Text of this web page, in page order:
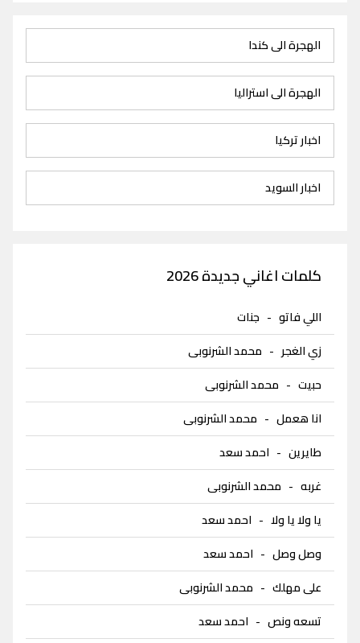
الهجرة الى كندا
الهجرة الى استراليا
اخبار تركيا
اخبار السويد
كلمات اغاني جديدة 2026
اللي فاتو - جنات
زي الغجر - محمد الشرنوبى
حبيت - محمد الشرنوبى
انا هعمل - محمد الشرنوبى
طايرين - احمد سعد
غربه - محمد الشرنوبى
يا ولا يا ولا - احمد سعد
وصل وصل - احمد سعد
على مهلك - محمد الشرنوبى
تسعه ونص - احمد سعد